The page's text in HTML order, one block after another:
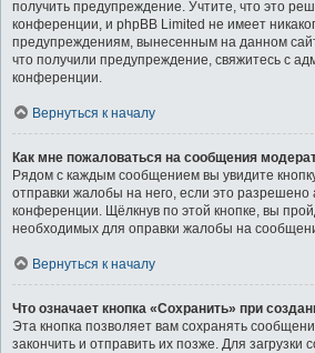
получить предупреждение. Учтите, что это
конференции, и phpBB Limited не имеет
предупреждениям, вынесенным на данном
что получили предупреждение, свяжитесь с
конференции.
Вернуться к началу
Как мне пожаловаться на сообщения
Рядом с каждым сообщением вы увидите
отправки жалобы на него, если это
конференции. Щёлкнув по этой кнопке, вы
необходимых для оправки жалобы на
Вернуться к началу
Что означает кнопка «Сохранить» при
Эта кнопка позволяет вам сохранять
закончить и отправить их позже. Для загрузки